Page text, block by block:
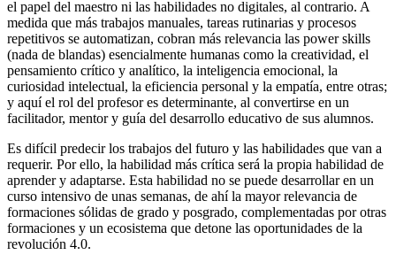
el papel del maestro ni las habilidades no digitales, al contrario. A
medida que más trabajos manuales, tareas rutinarias y procesos
repetitivos se automatizan, cobran más relevancia las power skills
(nada de blandas) esencialmente humanas como la creatividad, el
pensamiento crítico y analítico, la inteligencia emocional, la
curiosidad intelectual, la eficiencia personal y la empatía, entre otras;
y aquí el rol del profesor es determinante, al convertirse en un
facilitador, mentor y guía del desarrollo educativo de sus alumnos.
Es difícil predecir los trabajos del futuro y las habilidades que van a
requerir. Por ello, la habilidad más crítica será la propia habilidad de
aprender y adaptarse. Esta habilidad no se puede desarrollar en un
curso intensivo de unas semanas, de ahí la mayor relevancia de
formaciones sólidas de grado y posgrado, complementadas por otras
formaciones y un ecosistema que detone las oportunidades de la
revolución 4.0.